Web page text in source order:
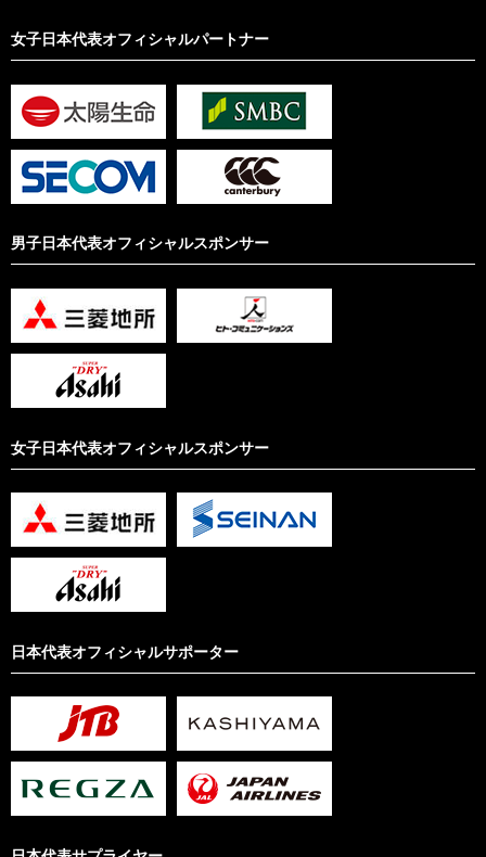
女子日本代表オフィシャルパートナー
男子日本代表オフィシャルスポンサー
女子日本代表オフィシャルスポンサー
日本代表オフィシャルサポーター